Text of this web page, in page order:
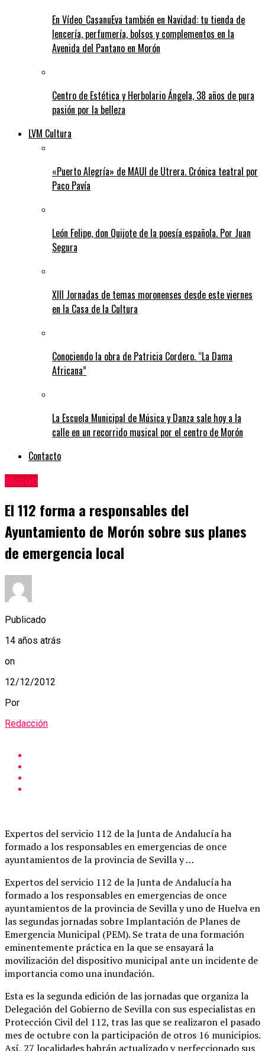
En Vídeo_CasanuEva también en Navidad: tu tienda de
lencería, perfumería, bolsos y complementos en la
Avenida del Pantano en Morón
Centro de Estética y Herbolario Ángela, 38 años de pura
pasión por la belleza
LVM Cultura
«Puerto Alegría» de MAUI de Utrera. Crónica teatral por
Paco Pavía
León Felipe, don Quijote de la poesía española. Por Juan
Segura
XIII Jornadas de temas moronenses desde este viernes
en la Casa de la Cultura
Conociendo la obra de Patricia Cordero. “La Dama
Africana”
La Escuela Municipal de Música y Danza sale hoy a la
calle en un recorrido musical por el centro de Morón
Contacto
Morón
El 112 forma a responsables del
Ayuntamiento de Morón sobre sus planes
de emergencia local
Publicado
14 años atrás
on
12/12/2012
Por
Redacción
Expertos del servicio 112 de la Junta de Andalucía ha
formado a los responsables en emergencias de once
ayuntamientos de la provincia de Sevilla y …
Expertos del servicio 112 de la Junta de Andalucía ha
formado a los responsables en emergencias de once
ayuntamientos de la provincia de Sevilla y uno de Huelva en
las segundas jornadas sobre Implantación de Planes de
Emergencia Municipal (PEM). Se trata de una formación
eminentemente práctica en la que se ensayará la
movilización del dispositivo municipal ante un incidente de
importancia como una inundación.
Esta es la segunda edición de las jornadas que organiza la
Delegación del Gobierno de Sevilla con sus especialistas en
Protección Civil del 112, tras las que se realizaron el pasado
mes de octubre con la participación de otros 16 municipios.
Así, 27 localidades habrán actualizado y perfeccionado sus